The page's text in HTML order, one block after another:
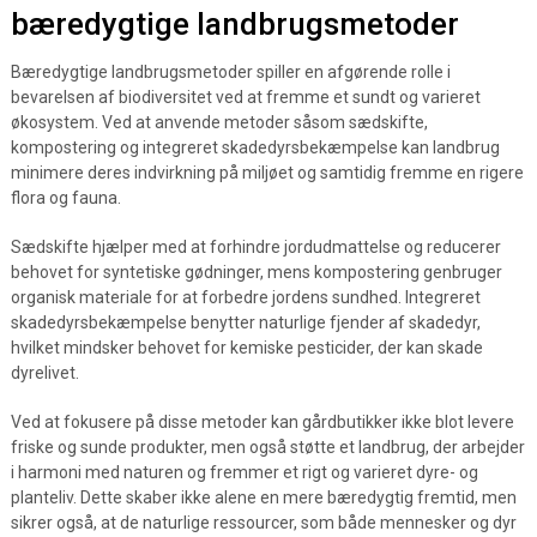
bæredygtige landbrugsmetoder
Bæredygtige landbrugsmetoder spiller en afgørende rolle i
bevarelsen af biodiversitet ved at fremme et sundt og varieret
økosystem. Ved at anvende metoder såsom sædskifte,
kompostering og integreret skadedyrsbekæmpelse kan landbrug
minimere deres indvirkning på miljøet og samtidig fremme en rigere
flora og fauna.
Sædskifte hjælper med at forhindre jordudmattelse og reducerer
behovet for syntetiske gødninger, mens kompostering genbruger
organisk materiale for at forbedre jordens sundhed. Integreret
skadedyrsbekæmpelse benytter naturlige fjender af skadedyr,
hvilket mindsker behovet for kemiske pesticider, der kan skade
dyrelivet.
Ved at fokusere på disse metoder kan gårdbutikker ikke blot levere
friske og sunde produkter, men også støtte et landbrug, der arbejder
i harmoni med naturen og fremmer et rigt og varieret dyre- og
planteliv. Dette skaber ikke alene en mere bæredygtig fremtid, men
sikrer også, at de naturlige ressourcer, som både mennesker og dyr